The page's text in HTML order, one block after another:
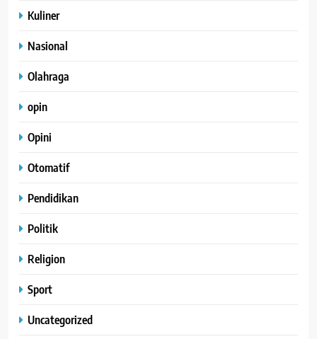
Kuliner
Nasional
Olahraga
opin
Opini
Otomatif
Pendidikan
Politik
Religion
Sport
Uncategorized